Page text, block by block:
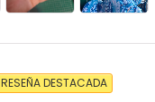
RESEÑA DESTACADA